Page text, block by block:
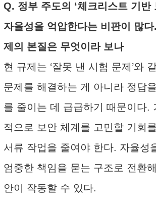
Q. 정부 주도의 ‘체크리스트 기반
자율성을 억압한다는 비판이 많
제의 본질은 무엇이라 보나
현 규제는 ‘잘못 낸 시험 문제’와
문제를 해결하는 게 아니라 정답
를 줄이는 데 급급하기 때문이다.
적으로 보안 체계를 고민할 기회
서류 작업을 줄여야 한다. 자율성
엄중한 책임을 묻는 구조로 전환
안이 작동할 수 있다.